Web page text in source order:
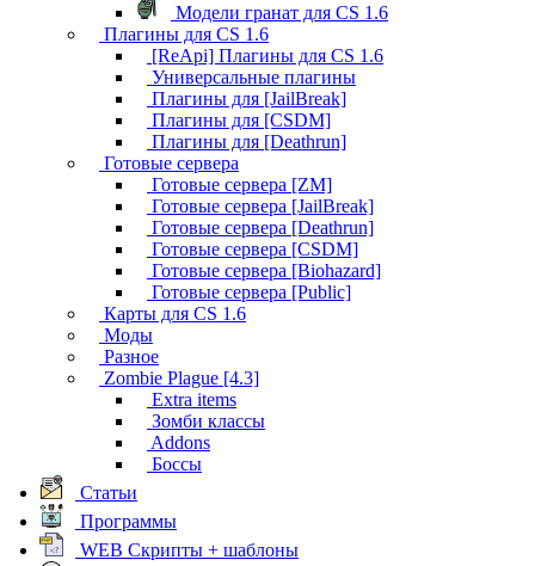
Модели гранат для CS 1.6
Плагины для CS 1.6
[ReApi] Плагины для CS 1.6
Универсальные плагины
Плагины для [JailBreak]
Плагины для [CSDM]
Плагины для [Deathrun]
Готовые сервера
Готовые сервера [ZM]
Готовые сервера [JailBreak]
Готовые сервера [Deathrun]
Готовые сервера [CSDM]
Готовые сервера [Biohazard]
Готовые сервера [Public]
Карты для CS 1.6
Моды
Разное
Zombie Plague [4.3]
Extra items
Зомби классы
Addons
Боссы
Статьи
Программы
WEB Скрипты + шаблоны